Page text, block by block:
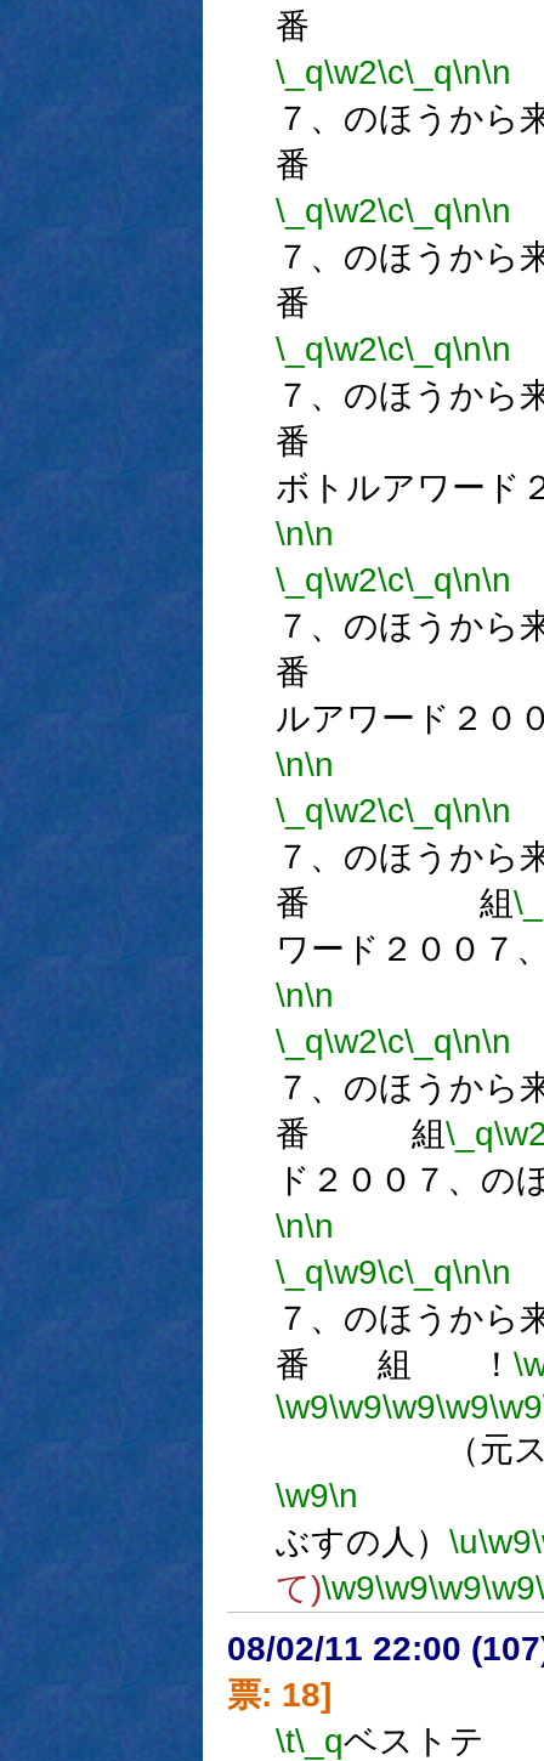
番
\_q\w2\c\_q\n\n
７、のほうから
番
\_q\w2\c\_q\n\n
７、のほうから
番
\_q\w2\c\_q\n\n
７、のほうから
番
ボトルアワード
\n\n
\_q\w2\c\_q\n\n
７、のほうから
番
ルアワード２０
\n\n
\_q\w2\c\_q\n\n
７、のほうから
番 組
ワード２００７
\n\n
\_q\w2\c\_q\n\n
７、のほうから
番 組\_q
ド２００７、の
\n\n
\_q\w9\c\_q\n\n
７、のほうから
番 組 ！
\w9\w9\w9\w9\w9
（元スク
\w9\n
ぶすの人） \u\w9
て)\w9\w9\w9\w9
08/02/11 22:00
票: 18]
\t\_qベストテ